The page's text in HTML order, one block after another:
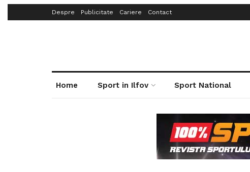
Despre Publicitate Cariere Contact
Home Sport in Ilfov Sport National